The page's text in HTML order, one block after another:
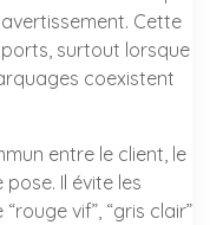
Cette
surtout lorsque
coexistent
entre le client, le
Il évite les
vif”, “gris clair”